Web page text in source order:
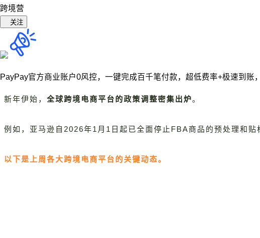
跨境营
关注
PayPay官方商业账户0风控， 一键完成百千笔付款，超低费率+极速到账
新年伊始， 全球跨境电商平台的政策调整密集出炉。
例如，亚马逊自2026年1月1日起已全面停止FBA商品的预处理和
以下是上周各大跨境电商平台的关键动态。